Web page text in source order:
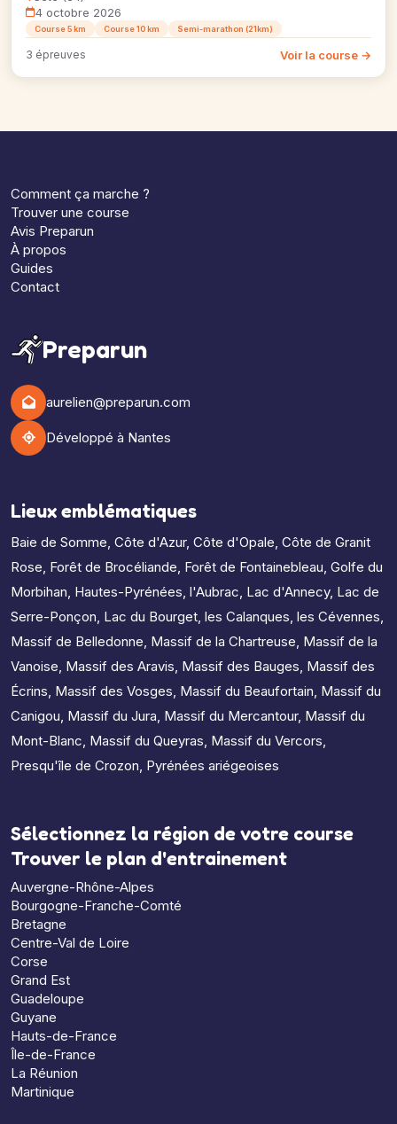
4 octobre 2026
Course 5 km Course 10 km Semi-marathon (21km)
3 épreuves Voir la course →
Comment ça marche ?
Trouver une course
Avis Preparun
À propos
Guides
Contact
Preparun
aurelien@preparun.com
Développé à Nantes
Lieux emblématiques
Baie de Somme, Côte d'Azur, Côte d'Opale, Côte de Granit
Rose, Forêt de Brocéliande, Forêt de Fontainebleau, Golfe du
Morbihan, Hautes-Pyrénées, l'Aubrac, Lac d'Annecy, Lac de
Serre-Ponçon, Lac du Bourget, les Calanques, les Cévennes,
Massif de Belledonne, Massif de la Chartreuse, Massif de la
Vanoise, Massif des Aravis, Massif des Bauges, Massif des
Écrins, Massif des Vosges, Massif du Beaufortain, Massif du
Canigou, Massif du Jura, Massif du Mercantour, Massif du
Mont-Blanc, Massif du Queyras, Massif du Vercors,
Presqu'île de Crozon, Pyrénées ariégeoises
Sélectionnez la région de votre course
Trouver le plan d'entrainement
Auvergne-Rhône-Alpes
Bourgogne-Franche-Comté
Bretagne
Centre-Val de Loire
Corse
Grand Est
Guadeloupe
Guyane
Hauts-de-France
Île-de-France
La Réunion
Martinique